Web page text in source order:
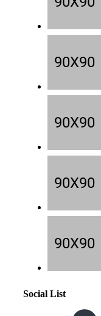
Social List